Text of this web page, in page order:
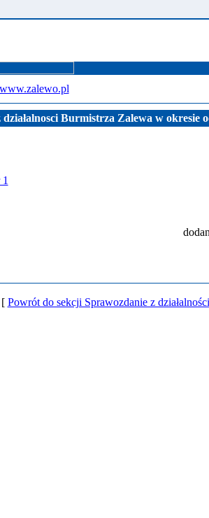
www.zalewo.pl
Burmistrza Zalewa w okresie
[ Powrót do sekcji Sprawozdanie z